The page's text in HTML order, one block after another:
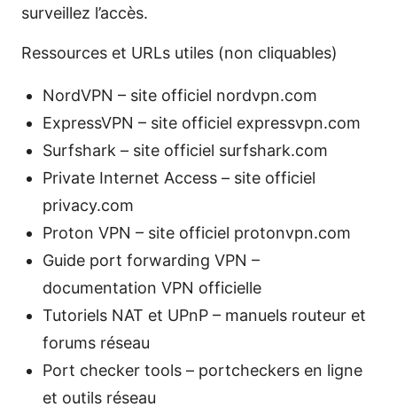
surveillez l’accès.
Ressources et URLs utiles (non cliquables)
NordVPN – site officiel nordvpn.com
ExpressVPN – site officiel expressvpn.com
Surfshark – site officiel surfshark.com
Private Internet Access – site officiel
privacy.com
Proton VPN – site officiel protonvpn.com
Guide port forwarding VPN –
documentation VPN officielle
Tutoriels NAT et UPnP – manuels routeur et
forums réseau
Port checker tools – portcheckers en ligne
et outils réseau